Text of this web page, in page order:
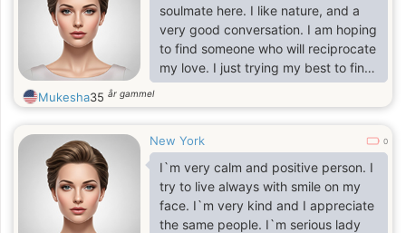
soulmate here. I like nature, and a
very good conversation. I am hoping
to find someone who will reciprocate
my love. I just trying my best to find
that one person for me.
Mukesha35 år gammel
New York 0
I`m very calm and positive person. I
try to live always with smile on my
face. I`m very kind and I appreciate
the same people. I`m serious lady